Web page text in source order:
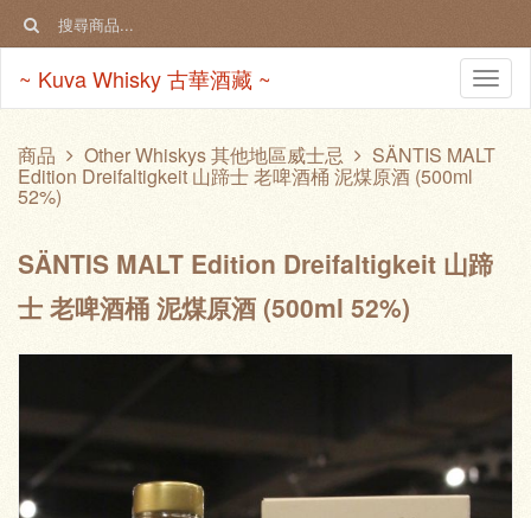
~ Kuva Whisky 古華酒藏 ~
商品 Other Whiskys 其他地區威士忌 SÄNTIS MALT
Edition Dreifaltigkeit 山蹄士 老啤酒桶 泥煤原酒 (500ml
52%)
SÄNTIS MALT Edition Dreifaltigkeit 山蹄
士 老啤酒桶 泥煤原酒 (500ml 52%)